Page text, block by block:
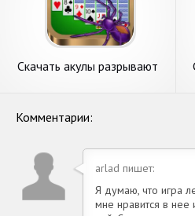
Скачать акулы разрывают
Комментарии:
arlad пишет:
Я думаю, что игра
мне нравится в нее